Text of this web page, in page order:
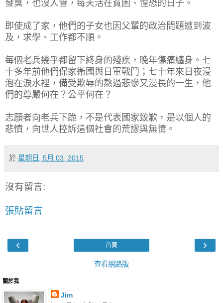
發臭，也沒人管，每天活在貧困、惶恐的日子。
即使成了家，他們的子女也因父輩的政治問題遭到波
及，求學、工作都不順。
每個老兵幾乎都留下終身的殘疾，晚年傷痛纏身。七
十多年前他們保家衛國與日軍戰鬥；七十年來日夜浸
泡在淚水裡，備受欺辱的熬過悲慘又漫長的一生，他
們的尊嚴何在？公平何在？
志願者向老兵下跪，不是代表國家致歉，是以個人的
悲憤，向世人控訴這個社會的荒謬與無情。
於 星期日, 5月 03, 2015
沒有留言:
張貼留言
‹ ›
首頁
查看網路版
關於我
Jim